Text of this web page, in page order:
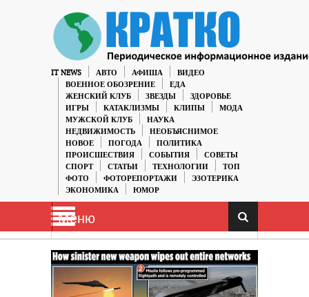
IT NEWS АВТО АФИША
ВИДЕО
ВОЕННОЕ ОБОЗРЕНИЕ
ЕДА
ЖЕНСКИЙ КЛУБ
ЗВЕЗДЫ
ЗДОРОВЬЕ
ИГРЫ
КАТАКЛИЗМЫ КЛИПЫ
МОДА
МУЖСКОЙ КЛУБ
НАУКА
НЕДВИЖИМОСТЬ
НЕОБЪЯСНИМОЕ
НОВОЕ
ПОГОДА
ПОЛИТИКА
ПРОИСШЕСТВИЯ
СОБЫТИЯ
СОВЕТЫ
СПОРТ
СТАТЬИ ТЕХНОЛОГИИ
ТОП
ФОТО
ФОТОРЕПОРТАЖИ
ЭЗОТЕРИКА
ЭКОНОМИКА
ЮМОР
Меню